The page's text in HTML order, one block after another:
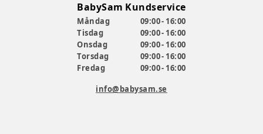
BabySam Kundservice
Måndag
09:00 - 16:00
Tisdag
09:00 - 16:00
Onsdag
09:00 - 16:00
Torsdag
09:00 - 16:00
Fredag
09:00 - 16:00
info@babysam.se